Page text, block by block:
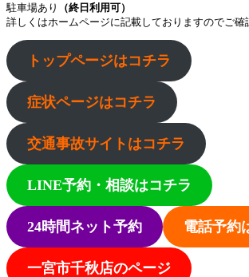
駐車場あり
（終日利用可）
詳しくはホームページに記載しておりますのでご確
トップページはコチラ
症状ページはコチラ
交通事故サイトはコチラ
LINE予約・相談はコチラ
24時間ネット予約 電話予約
一宮市千秋店のページ